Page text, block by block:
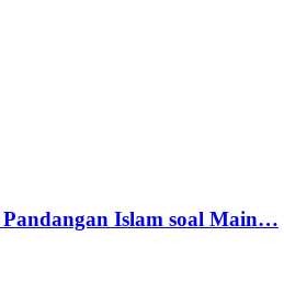
Islam soal Main…